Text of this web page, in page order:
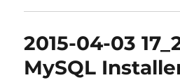
2015-04-03
MySQL